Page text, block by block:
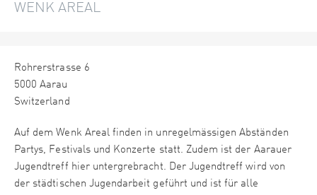
WENK AREAL
Rohrerstrasse 6
5000 Aarau
Switzerland
Auf dem Wenk Areal finden in unregelmässigen Abständen
Partys, Festivals und Konzerte statt. Zudem ist der Aarauer
Jugendtreff hier untergrebracht. Der Jugendtreff wird von
der städtischen Jugendarbeit geführt und ist für alle